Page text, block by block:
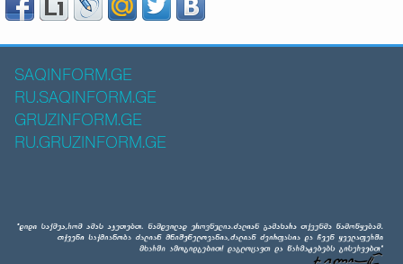
SAQINFORM.GE
RU.SAQINFORM.GE
GRUZINFORM.GE
RU.GRUZINFORM.GE